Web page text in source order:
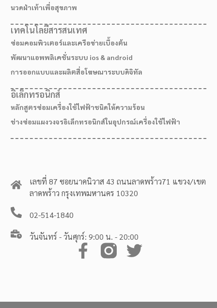
เลขที่ 87 ซอยนาคนิวาส 43 ถนนลาดพร้าว71 แขวง/เขต
ลาดพร้าว กรุงเทพมหานคร 10320
02-514-1840
วันจันทร์ - วันศุกร์: 9:00 น. - 20:00
นวดฝ่าเท้าเพื่อสุขภาพ
เทคโนโลยีสารสนเทศ
ซ่อมคอมพิวเตอร์และเครือข่ายเบื้องต้น
พัฒนาแอพพลิเคชั่นระบบ ios & android
การออกแบบและผลิตสื่อโฆษณาระบบดิจิทัล
อิเล็กทรอนิกส์
หลักสูตรซ่อมเครื่องใช้ไฟฟ้าชนิดให้ความร้อน
ช่างซ่อมแผงวงจรอิเล็กทรอนิกส์ในอุปกรณ์เครื่องใช้ไฟฟ้า